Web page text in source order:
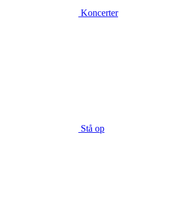
Koncerter
Stå op